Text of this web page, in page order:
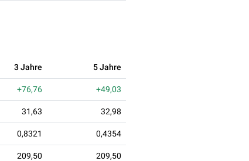
3 Jahre 5 Jahre
+76,76 +49,03
31,63 32,98
0,8321 0,4354
209,50 209,50